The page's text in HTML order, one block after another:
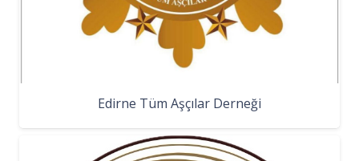
Edirne Tüm Aşçılar Derneği